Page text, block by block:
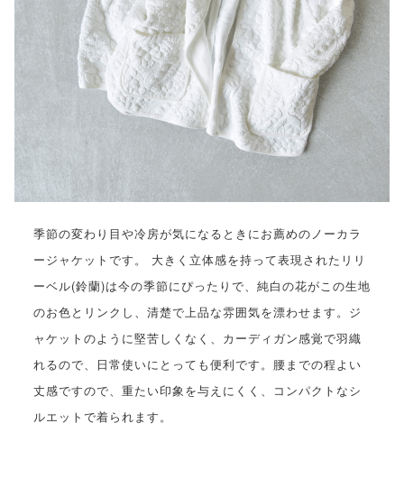
季節の変わり目や冷房が気になるときにお薦めのノーカラ
ージャケットです。 大きく立体感を持って表現されたリリ
ーベル(鈴蘭)は今の季節にぴったりで、純白の花がこの生地
のお色とリンクし、清楚で上品な雰囲気を漂わせます。ジ
ャケットのように堅苦しくなく、カーディガン感覚で羽織
れるので、日常使いにとっても便利です。腰までの程よい
丈感ですので、重たい印象を与えにくく、コンパクトなシ
ルエットで着られます。